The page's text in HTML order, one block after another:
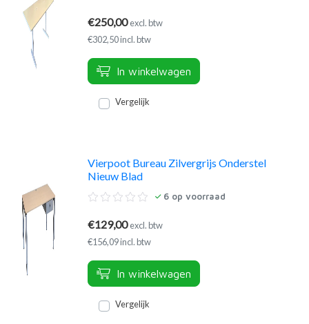
€250,00excl. btw
€302,50 incl. btw
In winkelwagen
Vergelijk
Vierpoot Bureau Zilvergrijs Onderstel
Nieuw Blad
6 op voorraad
€129,00excl. btw
€156,09 incl. btw
In winkelwagen
Vergelijk